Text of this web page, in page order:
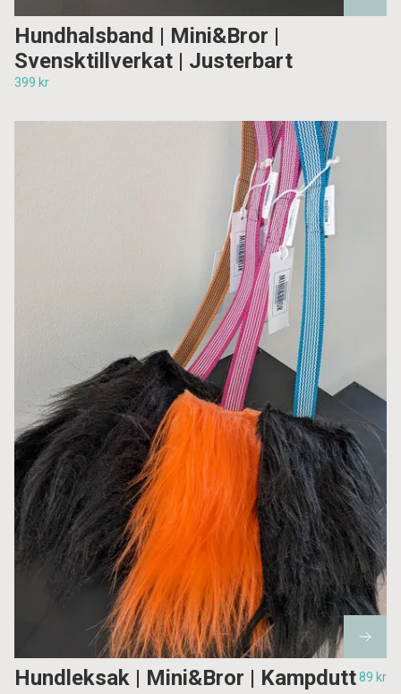
Hundhalsband | Mini&Bror |
Svensktillverkat | Justerbart
399 kr
Hundleksak | Mini&Bror | Kampdutt89 kr